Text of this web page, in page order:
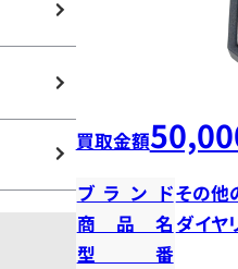
買取金額
ブランドその他
商品名ダイヤ
型番